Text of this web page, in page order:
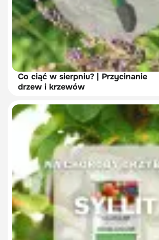
Co ciąć w sierpniu? | Przycinanie
drzew i krzewów